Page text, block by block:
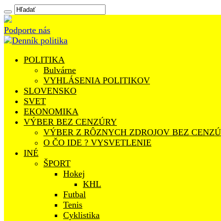
Podporte nás
POLITIKA
Bulvárne
VYHLÁSENIA POLITIKOV
SLOVENSKO
SVET
EKONOMIKA
VÝBER BEZ CENZÚRY
VÝBER Z RÔZNYCH ZDROJOV BEZ
O ČO IDE ? VYSVETLENIE
INÉ
ŠPORT
Hokej
KHL
Futbal
Tenis
Cyklistika